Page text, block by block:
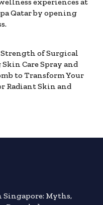
Qatar by opening
of Surgical
Care Spray and
to Transform Your
Radiant Skin and
Myths,